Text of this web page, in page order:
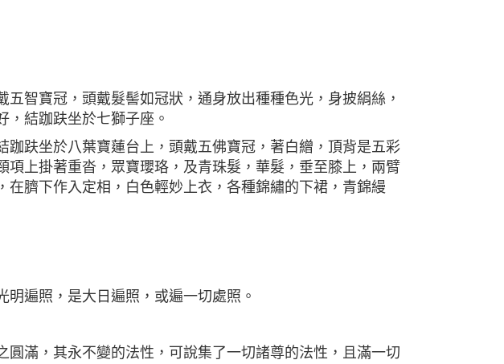
智寶冠，頭戴髮髻如冠狀，通身放出種種色光，身披絹絲，
，結跏趺坐於七獅子座。
跏趺坐於八葉寶蓮台上，頭戴五佛寶冠，著白繒，頂背是五彩
上掛著重沓，眾寶瓔珞，及青珠髮，華髮，垂至膝上，兩臂
臍下作入定相，白色輕妙上衣，各種錦繡的下裙，青錦縵
明遍照，是大日遍照，或遍一切處照。
圓滿，其永不變的法性，可說集了一切諸尊的法性，且滿一切